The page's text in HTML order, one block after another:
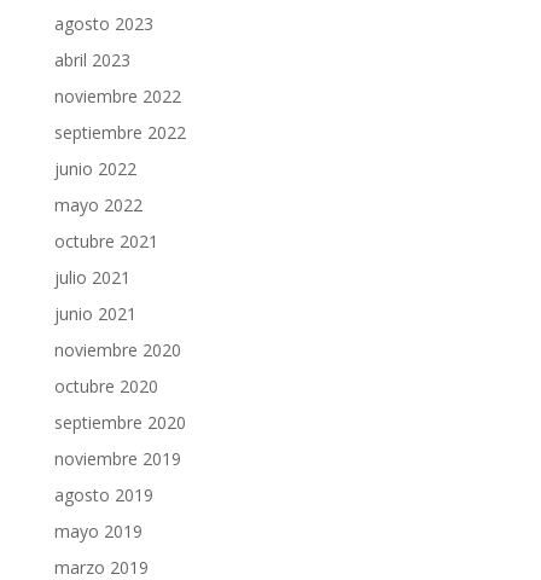
agosto 2023
abril 2023
noviembre 2022
septiembre 2022
junio 2022
mayo 2022
octubre 2021
julio 2021
junio 2021
noviembre 2020
octubre 2020
septiembre 2020
noviembre 2019
agosto 2019
mayo 2019
marzo 2019